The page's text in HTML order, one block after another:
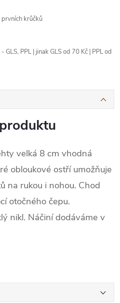
krůčků
PPL | jinak GLS od 70 Kč | PPL od
velká 8 cm vhodná
obloukové ostří umožňuje
na rukou i nohou. Chod
otočného čepu.
nikl. Náčiní dodáváme v